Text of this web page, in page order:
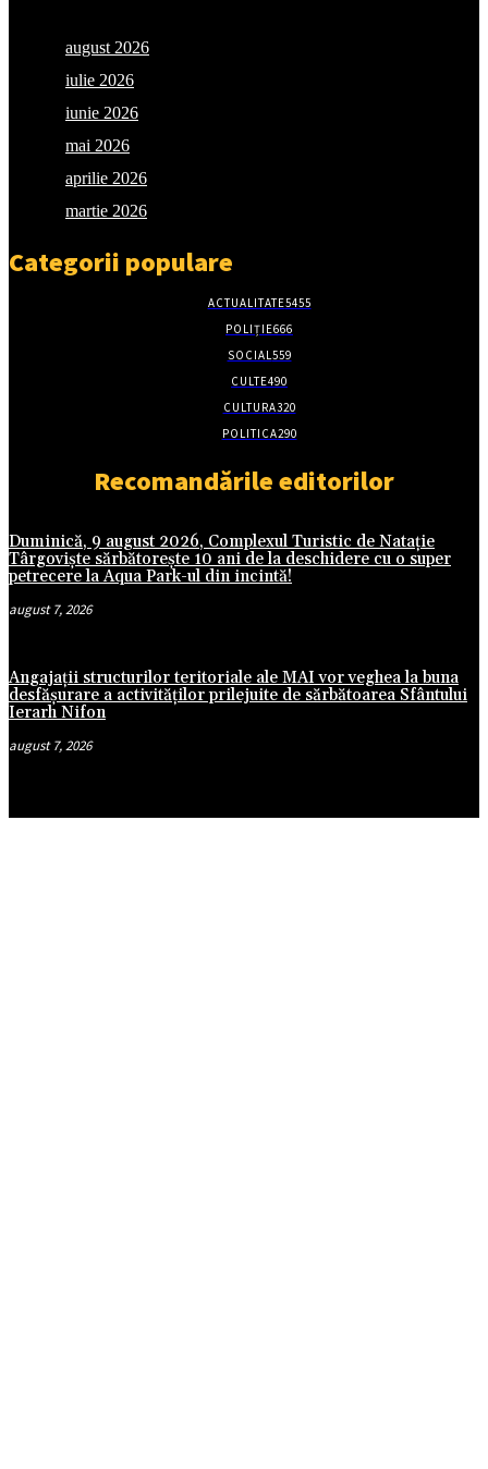
august 2026
iulie 2026
iunie 2026
mai 2026
aprilie 2026
martie 2026
Categorii populare
ACTUALITATE5455
POLIȚIE666
SOCIAL 559
CULTE490
CULTURA320
POLITICA290
Recomandările editorilor
Duminică, 9 august 2026, Complexul Turistic de Natație
Târgoviște sărbătorește 10 ani de la deschidere cu o super
petrecere la Aqua Park-ul din incintă!
august 7, 2026
Angajații structurilor teritoriale ale MAI vor veghea la buna
desfășurare a activităților prilejuite de sărbătoarea Sfântului
Ierarh Nifon
august 7, 2026